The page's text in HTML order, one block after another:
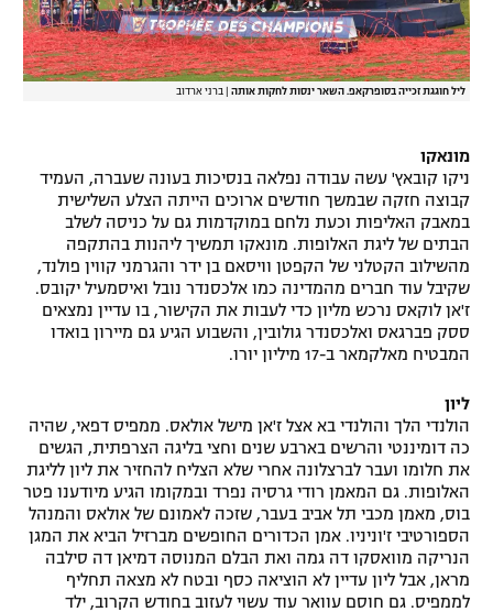
ליל חוגגת זכייה בסופרקאפ. השאר ינסות לחקות אותה ברני ארדוב
מונאקו
ניקו קובאץ' עשה עבודה נפלאה בנסיכות בעונה שעברה, העמיד
קבוצה חזקה שבמשך חודשים ארוכים הייתה הצלע השלישית
במאבק האליפות וכעת נלחם במוקדמות גם על כניסה לשלב
הבתים של ליגת האלופות. מונאקו תמשיך ליהנות בהתקפה
מהשילוב הקטלני של הקפטן וויסאם בן ידר והגרמני קווין פולנד,
שקיבל עוד חברים מהמדינה כמו אלכסנדר נובל ואיסמעיל יקובס.
ז'אן לוקאס נרכש מליון כדי לעבות את הקישור, בו עדיין נמצאים
ססק פברגאס ואלכסנדר גולובין, והשבוע הגיע גם מיירון בואדו
המבטיח מאלקמאר ב-17 מיליון יורו.
ליון
הולנדי הלך והולנדי בא אצל ז'אן מישל אולאס. ממפיס דפאי, שהיה
כה דומיננטי והרשים בארבע שנים וחצי בליגה הצרפתית, הגשים
את חלומו ועבר לברצלונה אחרי שלא הצליח להחזיר את ליון לליגת
האלופות. גם המאמן רודי גרסיה נפרד ובמקומו הגיע מיודענו פטר
בוס, מאמן מכבי תל אביב בעבר, שזכה לאמונם של אולאס והמנהל
הספורטיבי ז'וניניו. אמן הכדורים החופשים מברזיל הביא את המגן
הנריקה מוואסקו דה גמה ואת הבלם המנוסה דמיאן דה סילבה
מראן, אבל ליון עדיין לא הוציאה כסף ובטח לא מצאה תחליף
לממפיס. גם חוסם עוואר עוד עשוי לעזוב בחודש הקרוב, ילד